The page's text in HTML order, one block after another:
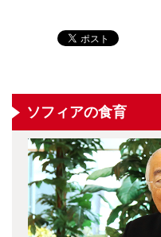
ソフィアの食育